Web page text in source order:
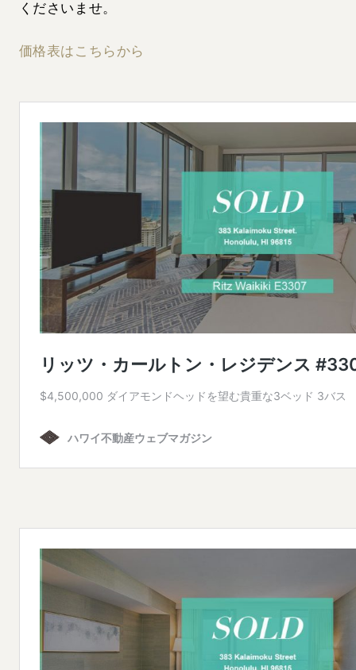
くださいませ。
価格表はこちらから